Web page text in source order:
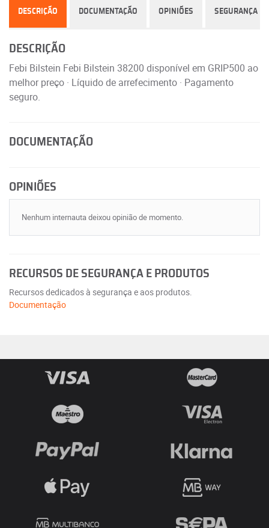
DESCRIÇÃO DOCUMENTAÇÃO OPINIÕES SEGURANÇA
DESCRIÇÃO
Febi Bilstein Febi Bilstein 38200 disponível em GRIP500 ao
melhor preço · Líquido de arrefecimento · Pagamento
seguro.
DOCUMENTAÇÃO
OPINIÕES
Nenhum internauta deixou opinião de momento.
RECURSOS DE SEGURANÇA E PRODUTOS
Recursos dedicados à segurança e aos produtos.
Documentação